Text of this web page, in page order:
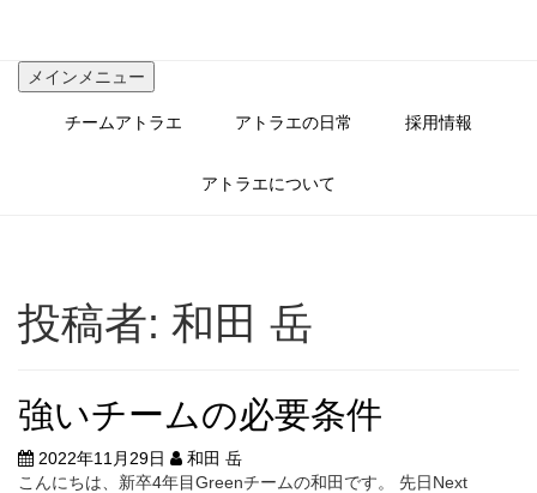
メインメニュー
チームアトラエ アトラエの日常 採用情報
アトラエについて
投稿者: 和田 岳
強いチームの必要条件
2022年11月29日
和田 岳
こんにちは、新卒4年目Greenチームの和田です。 先日Next